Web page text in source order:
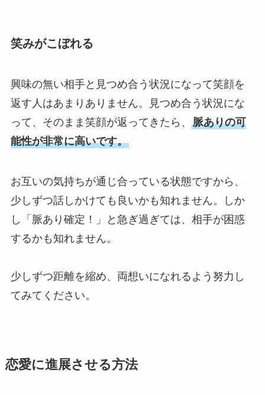
笑みがこぼれる
興味の無い相手と見つめ合う状況になって笑顔を
返す人はあまりありません。見つめ合う状況にな
って、そのまま笑顔が返ってきたら、 脈ありの可
能性が非常に高いです。
お互いの気持ちが通じ合っている状態ですから、
少しずつ話しかけても良いかも知れません。しか
し「脈あり確定！」と急ぎ過ぎては、相手が困惑
するかも知れません。
少しずつ距離を縮め、両想いになれるよう努力し
てみてください。
恋愛に進展させる方法